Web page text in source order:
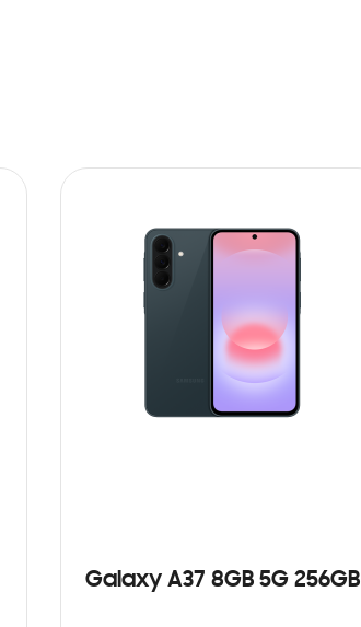
Galaxy A37 8GB 5G 256GB